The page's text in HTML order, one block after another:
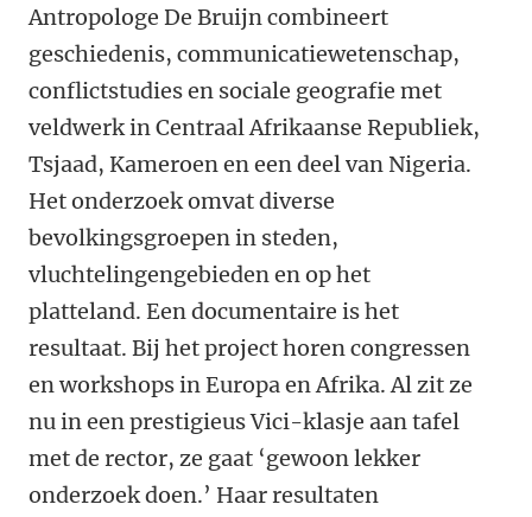
Antropologe De Bruijn combineert
geschiedenis, communicatiewetenschap,
conflictstudies en sociale geografie met
veldwerk in Centraal Afrikaanse Republiek,
Tsjaad, Kameroen en een deel van Nigeria.
Het onderzoek omvat diverse
bevolkingsgroepen in steden,
vluchtelingengebieden en op het
platteland. Een documentaire is het
resultaat. Bij het project horen congressen
en workshops in Europa en Afrika. Al zit ze
nu in een prestigieus Vici-klasje aan tafel
met de rector, ze gaat ‘gewoon lekker
onderzoek doen.’ Haar resultaten